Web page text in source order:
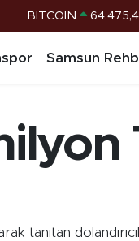
DOLAR
BİST100
BITCOIN
Samsun